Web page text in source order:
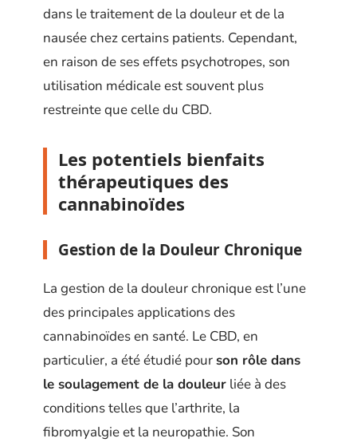
dans le traitement de la douleur et de la
nausée chez certains patients. Cependant,
en raison de ses effets psychotropes, son
utilisation médicale est souvent plus
restreinte que celle du CBD.
Les potentiels bienfaits
thérapeutiques des
cannabinoïdes
Gestion de la Douleur Chronique
La gestion de la douleur chronique est l’une
des principales applications des
cannabinoïdes en santé. Le CBD, en
particulier, a été étudié pourson rôle dans
le soulagement de la douleur liée à des
conditions telles que l’arthrite, la
fibromyalgie et la neuropathie. Son